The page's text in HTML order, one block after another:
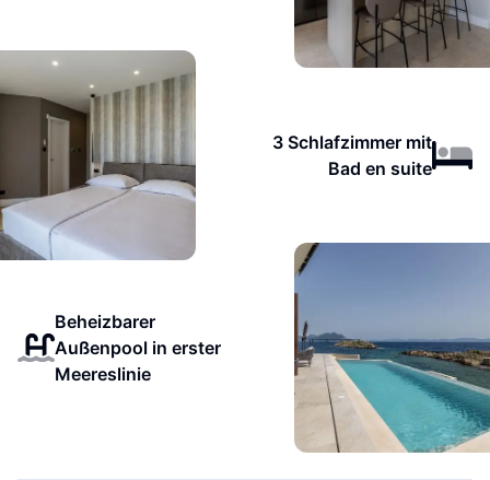
3 Schlafzimmer mit
Bad en suite
Beheizbarer
Außenpool in erster
Meereslinie